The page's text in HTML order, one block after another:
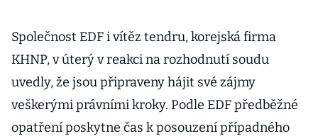
Společnost EDF i vítěz tendru, korejská firma
KHNP, v úterý v reakci na rozhodnutí soudu
uvedly, že jsou připraveny hájit své zájmy
veškerými právními kroky. Podle EDF předběžné
opatření poskytne čas k posouzení případného